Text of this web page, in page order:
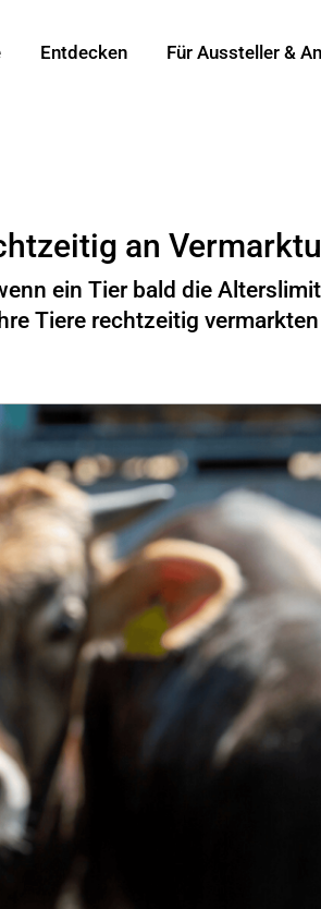
Entdecken Für Aussteller &
an
ein Tier bald die
Tiere rechtzeitig